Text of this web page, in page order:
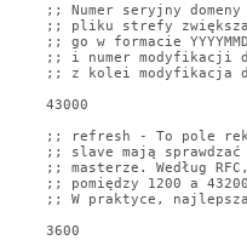
;; Numer seryjny
;; pliku strefy
;; go w formacie
;; i numer modyfikacji
;; z kolei modyfikacja
43000
;; refresh - To pole
;; slave mają
;; masterze. Według
;; pomiędzy 1200 a
;; W praktyce,
3600